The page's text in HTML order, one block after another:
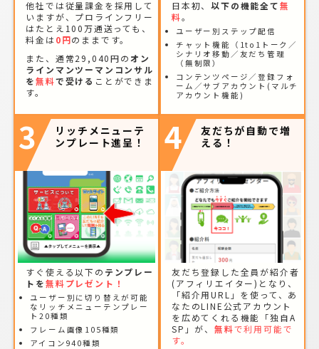
他社では従量課金を採用して
いますが、プロラインフリー
はたとえ100万通送っても、
料金は 0円のままです。
また、通常29,040円のオン
ラインマンツーマンコンサル
を無料で受ける ことができま
す。
日本初、以下の機能全て無
料。
ユーザー別ステップ配信
チャット機能（1to1トーク／
シナリオ移動／友だち管理
（無制限）
コンテンツページ／登録フォ
ーム／サブアカウント(マルチ
アカウント機能)
3
リッチメニューテ
ンプレート進呈！
すぐ使える以下の テンプレー
トを無料プレゼント！
ユーザー別に切り替えが可能
なリッチメニューテンプレー
ト20種類
フレーム画像105種類
アイコン940種類
4
友だちが自動で増
える！
友だち登録した全員が紹介者
(アフィリエイター)となり、
「紹介用URL」を使って、あ
なたのLINE公式アカウント
を広めてくれる機能「独自A
SP」が、 無料で利用可能で
す。